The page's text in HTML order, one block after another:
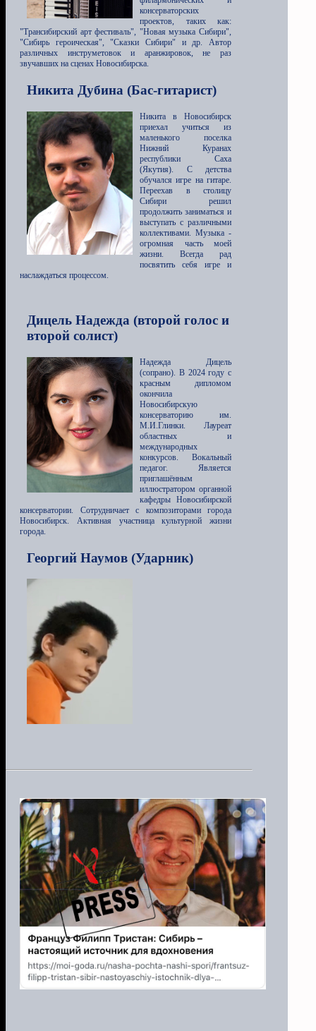
консерваторских
проектов, таких как:
"Трансибирский арт фестиваль", "Новая музыка Сибири",
"Сибирь героическая", "Сказки Сибири" и др. Автор
различных инструметовок и аранжировок, не раз
звучавших на сценах Новосибирска.
Никита Дубина (Бас-гитарист)
Никита в Новосибирск
приехал учиться из
маленького поселка
Нижний Куранах
республики Саха
(Якутия). С детства
обучался игре на гитаре.
Переехав в столицу
Сибири решил
продолжить заниматься и
выступать с различными
коллективами. Музыка -
огромная часть моей
жизни. Всегда рад
посвятить себя игре и
наслаждаться процессом.
Дицель Надежда (второй голос и
второй солист)
Надежда Дицель
(сопрано). В 2024 году с
красным дипломом
окончила
Новосибирскую
консерваторию им.
М.И.Глинки. Лауреат
областных и
международных
конкурсов. Вокальный
педагог. Является
приглашённым
иллюстратором органной
кафедры Новосибирской
консерватории. Сотрудничает с композиторами города
Новосибирск. Активная участница культурной жизни
города.
Георгий Наумов (Ударник)